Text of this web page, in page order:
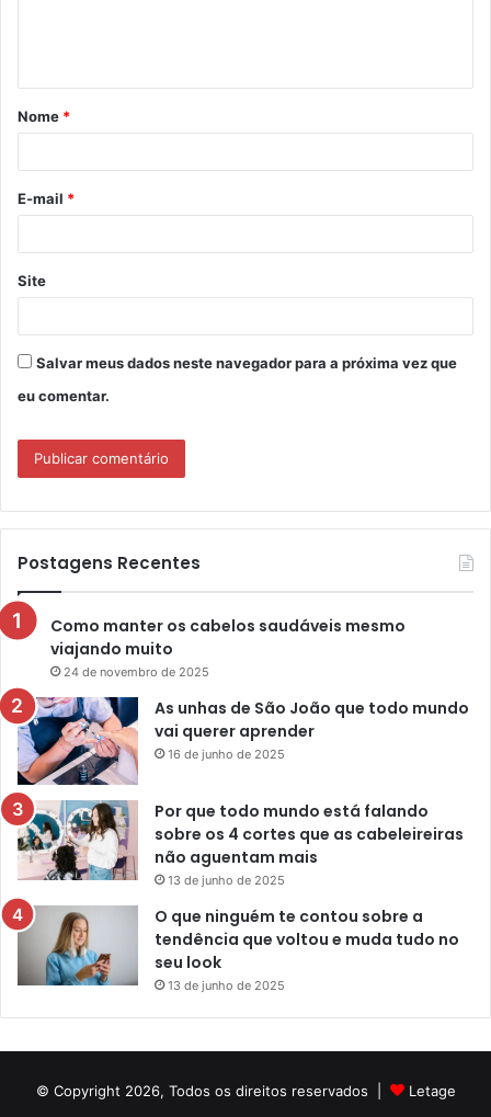
á
r
*
Nome *
E-mail *
Site
Salvar meus dados neste navegador para a próxima vez que
eu comentar.
Postagens Recentes
Como manter os cabelos saudáveis mesmo
viajando muito
24 de novembro de 2025
As unhas de São João que todo mundo
vai querer aprender
16 de junho de 2025
Por que todo mundo está falando
sobre os 4 cortes que as cabeleireiras
não aguentam mais
13 de junho de 2025
O que ninguém te contou sobre a
tendência que voltou e muda tudo no
seu look
13 de junho de 2025
© Copyright 2026, Todos os direitos reservados | Letage